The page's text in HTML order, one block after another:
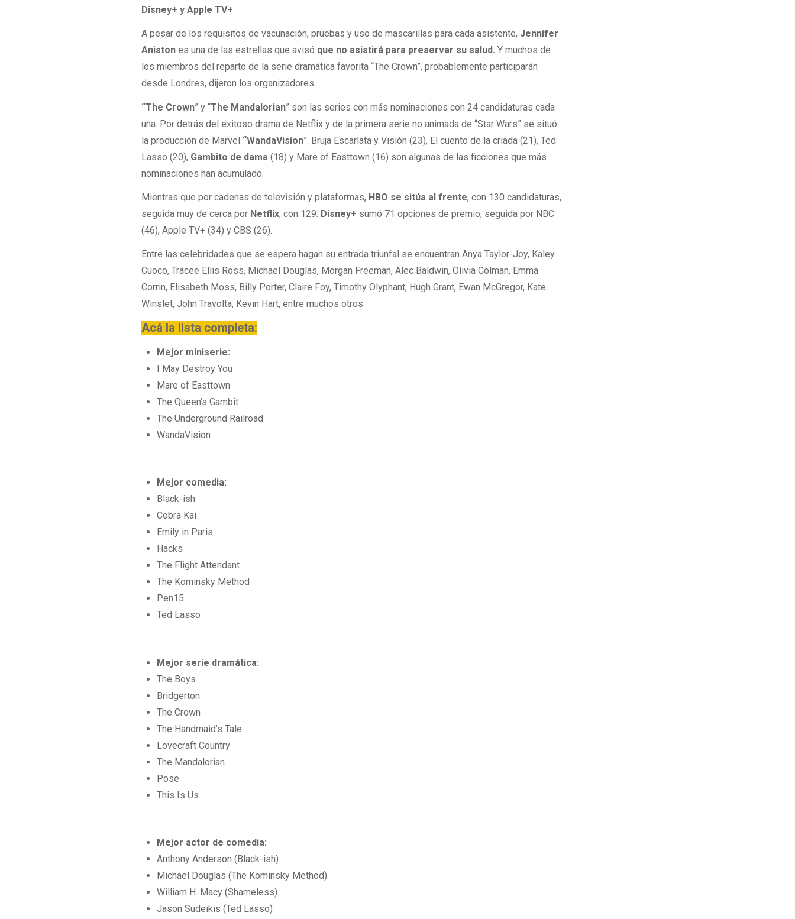
Disney+ y Apple TV+
A pesar de los requisitos de vacunación, pruebas y uso de mascarillas para cada asistente, Jennifer
Aniston es una de las estrellas que avisó que no asistirá para preservar su salud. Y muchos de
los miembros del reparto de la serie dramática favorita “The Crown”, probablemente participarán
desde Londres, dijeron los organizadores.
“The Crown” y “The Mandalorian” son las series con más nominaciones con 24 candidaturas cada
una. Por detrás del exitoso drama de Netflix y de la primera serie no animada de “Star Wars” se situó
la producción de Marvel “WandaVision”. Bruja Escarlata y Visión (23), El cuento de la criada (21), Ted
Lasso (20), Gambito de dama (18) y Mare of Easttown (16) son algunas de las ficciones que más
nominaciones han acumulado.
Mientras que por cadenas de televisión y plataformas, HBO se sitúa al frente, con 130 candidaturas,
seguida muy de cerca por Netflix, con 129. Disney+ sumó 71 opciones de premio, seguida por NBC
(46), Apple TV+ (34) y CBS (26).
Entre las celebridades que se espera hagan su entrada triunfal se encuentran Anya Taylor-Joy, Kaley
Cuoco, Tracee Ellis Ross, Michael Douglas, Morgan Freeman, Alec Baldwin, Olivia Colman, Emma
Corrin, Elisabeth Moss, Billy Porter, Claire Foy, Timothy Olyphant, Hugh Grant, Ewan McGregor, Kate
Winslet, John Travolta, Kevin Hart, entre muchos otros.
Acá la lista completa:
Mejor miniserie:
I May Destroy You
Mare of Easttown
The Queen’s Gambit
The Underground Railroad
WandaVision
Mejor comedia:
Black-ish
Cobra Kai
Emily in Paris
Hacks
The Flight Attendant
The Kominsky Method
Pen15
Ted Lasso
Mejor serie dramática:
The Boys
Bridgerton
The Crown
The Handmaid’s Tale
Lovecraft Country
The Mandalorian
Pose
This Is Us
Mejor actor de comedia:
Anthony Anderson (Black-ish)
Michael Douglas (The Kominsky Method)
William H. Macy (Shameless)
Jason Sudeikis (Ted Lasso)